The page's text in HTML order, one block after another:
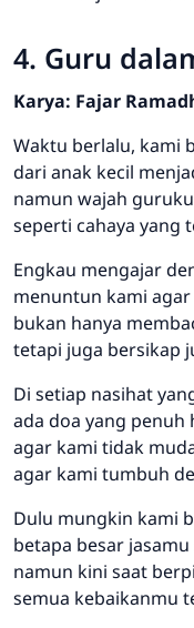
4. Guru
Karya: Fajar
Waktu berlalu, kami
dari anak kecil
namun wajah
seperti cahaya yang
Engkau mengajar
menuntun kami agar
bukan hanya
tetapi juga bersikap
Di setiap nasihat
ada doa yang penuh
agar kami tidak
agar kami tumbuh
Dulu mungkin kami
betapa besar
namun kini saat
semua kebaikanmu